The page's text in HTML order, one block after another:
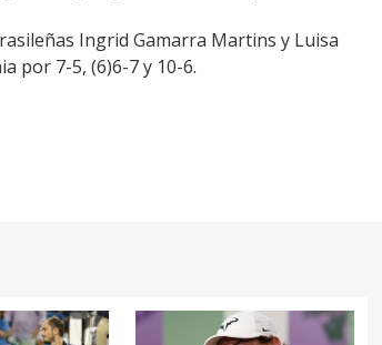
Ingrid Gamarra Martins y Luisa
por 7-5, (6)6-7 y 10-6.